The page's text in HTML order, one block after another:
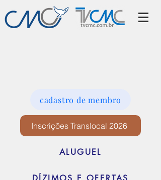
cadastro de membro
Inscrições Translocal 2026
ALUGUEL